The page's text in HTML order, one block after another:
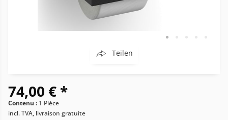
Teilen
74,00 € *
Contenu : 1 Pièce
incl. TVA, livraison gratuite